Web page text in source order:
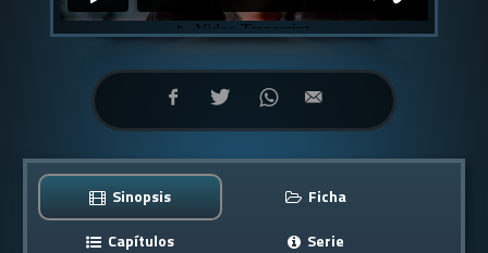
Sinopsis
Ficha
Capítulos
Serie